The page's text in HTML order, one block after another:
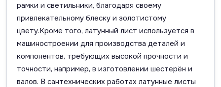
рамки и светильники, благодаря своему
привлекательному блеску и золотистому
цвету.Кроме того, латунный лист используется в
машиностроении для производства деталей и
компонентов, требующих высокой прочности и
точности, например, в изготовлении шестерён и
валов. В сантехнических работах латунные листы